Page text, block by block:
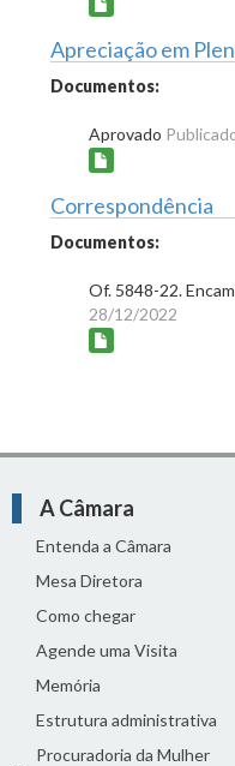
Apreciação em
Documentos:
Aprovado
Correspondência
Documentos:
Of. 5848-22.
28/12/2022
A Câmara
Entenda a Câmara
Mesa Diretora
Como chegar
Agende uma Visita
Memória
Estrutura administrativa
Procuradoria da Mulher